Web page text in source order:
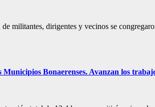
militantes, dirigentes y vecinos se
Bonaerenses. Avanzan los